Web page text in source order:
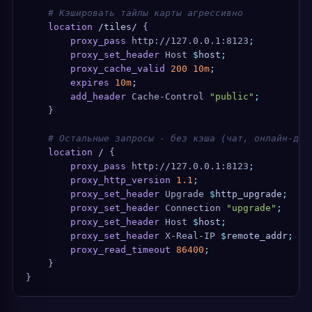
    # Кэшировать тайлы карты агрессивно
    location
/tiles/ {
        proxy_pass
http://127.0.0.1:8123 ;
        proxy_set_header
Host $ host ;
        proxy_cache_valid
200 10m ;
        expires
10m ;
        add_header
Cache-Control "public" ;
    }
# Остальные запросы - без кэша (чат, онлайн-
    location
/ {
        proxy_pass
http://127.0.0.1:8123 ;
        proxy_http_version
1.1 ;
        proxy_set_header
Upgrade $ http_upgrade ;
        proxy_set_header
Connection "upgrade" ;
        proxy_set_header
Host $ host ;
        proxy_set_header
X-Real-IP $ remote_addr ;
        proxy_read_timeout
86400 ;
    }
}